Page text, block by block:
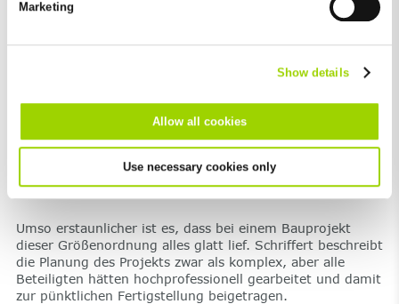
Excluded from this are absolutely necessary cookies that
Marketing
Show details
Allow all cookies
Use necessary cookies only
Eine der größten Herausforderungen war
Menschen müssen das Stadion innerhalb
von 10 Minuten verlassen können.
Umso erstaunlicher ist es, dass bei einem Bauprojekt
dieser Größenordnung alles glatt lief. Schriffert beschreibt
die Planung des Projekts zwar als komplex, aber alle
Beteiligten hätten hochprofessionell gearbeitet und damit
zur pünktlichen Fertigstellung beigetragen.